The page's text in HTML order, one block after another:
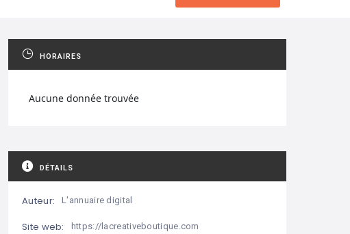
HORAIRES
Aucune donnée trouvée
DÉTAILS
Auteur: L'annuaire digital
Site web: https://lacreativeboutique.com